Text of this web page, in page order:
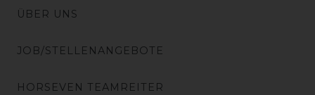
ÜBER UNS
JOB/STELLENANGEBOTE
HORSEVEN TEAMREITER